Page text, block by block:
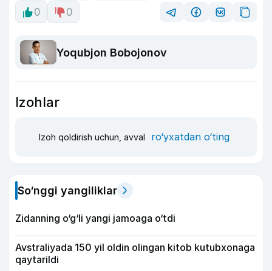
0
0
Yoqubjon Bobojonov
Izohlar
Izoh qoldirish uchun, avval ro‘yxatdan o‘ting
So‘nggi yangiliklar
Zidanning o‘g‘li yangi jamoaga o‘tdi
Avstraliyada 150 yil oldin olingan kitob kutubxonaga
qaytarildi